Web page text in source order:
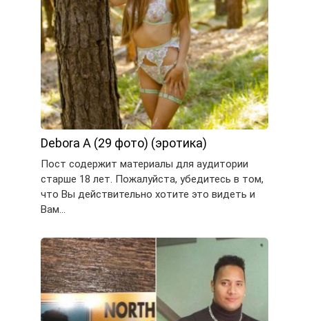
Debora A (29 фото) (эротика)
Пост содержит материалы для аудитории
старше 18 лет. Пожалуйста, убедитесь в том,
что Вы действительно хотите это видеть и
Вам…